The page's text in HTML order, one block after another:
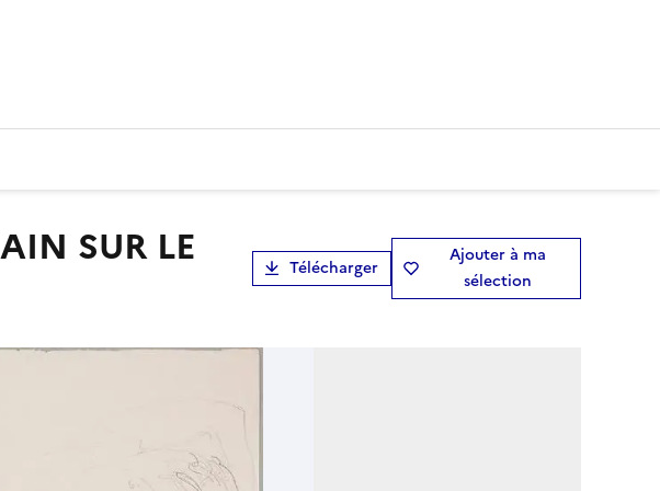
Télécharger
Ajouter à ma
sélection